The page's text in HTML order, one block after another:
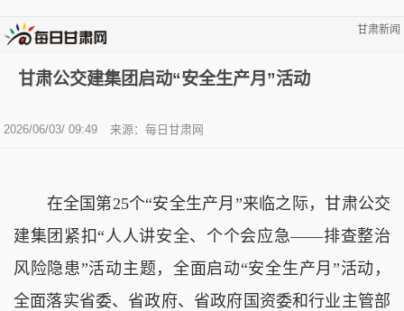
甘肃新闻
甘肃公交建集团启动“安全生产月”活动
2026/06/03/ 09:49 来源： 每日甘肃网
在全国第25个“安全生产月 ”来临之际，甘肃公交
建集团紧扣 “人人讲安全、个个会应急——排查整治
风险隐患”活动主题 ，全面启动“安全生产月”活动，
全面落实省委、省政府、省政府国资委和行业主管部